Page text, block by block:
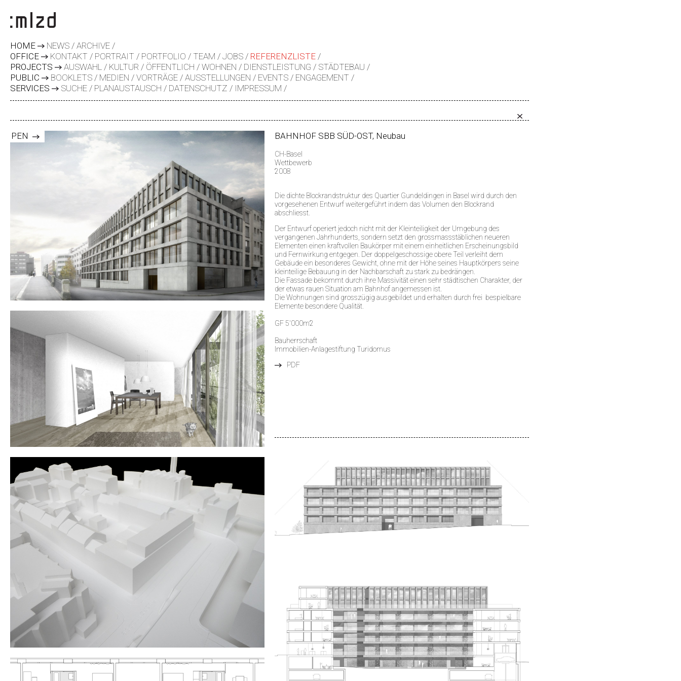
HOME NEWS
ARCHIVE
OFFICE
KONTAKT PORTRAIT PORTFOLIO TEAM JOBS
REFERENZLISTE
PROJECTS
AUSWAHL KULTUR ÖFFENTLICH WOHNEN DIENSTLEISTUNG
STÄDTEBAU
PUBLIC
BOOKLETS MEDIEN VORTRÄGE AUSSTELLUNGEN EVENTS
ENGAGEMENT
SERVICES
SUCHE PLANAUSTAUSCH DATENSCHUTZ IMPRESSUM
PEN BAHNHOF SBB SÜD-OST, Neubau
CH-Basel
Wettbewerb
2008
Die dichte Blockrandstruktur des Quartier Gundeldingen in Basel wird durch den
vorgesehenen Entwurf weitergeführt indem das Volumen den Blockrand
abschliesst.
Der Entwurf operiert jedoch nicht mit der Kleinteiligkeit der Umgebung des
vergangenen Jahrhunderts, sondern setzt den grossmassstäblichen neueren
Elementen einen kraftvollen Baukörper mit einem einheitlichen Erscheinungsbild
und Fernwirkung entgegen. Der doppelgeschossige obere Teil verleiht dem
Gebäude ein besonderes Gewicht, ohne mit der Höhe seines Hauptkörpers seine
kleinteilige Bebauung in der Nachbarschaft zu stark zu bedrängen.
Die Fassade bekommt durch ihre Massivität einen sehr städtischen Charakter, der
der etwas rauen Situation am Bahnhof angemessen ist.
Die Wohnungen sind grosszügig ausgebildet und erhalten durch frei bespielbare
Elemente besondere Qualität.
GF 5'000m2
Bauherrschaft
Immobilien-Anlagestiftung Turidomus
PDF